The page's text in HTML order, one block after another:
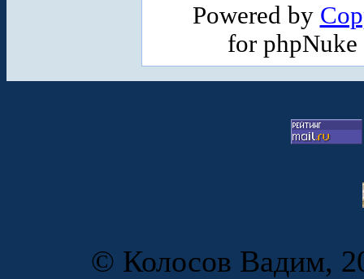
Powered by
for
© Колосов Вадим,